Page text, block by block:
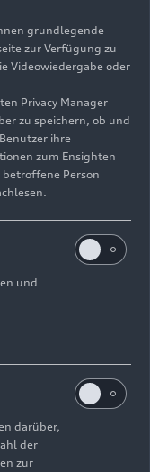
extreme
V10-Sound
Einspritzung,
331
quattro)
Siebengang
Verteilung der
mit
grundlegende
zur Verfügung zu
Videowiedergabe oder
Privacy Manager
zu speichern, ob und
ihre
zum Ensighten
betroffene Person
und
darüber,
der
zur